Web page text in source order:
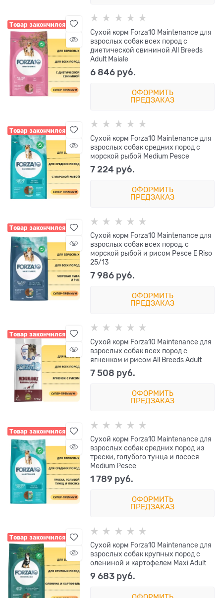
Товар закончился
Сухой корм Forza10 Maintenance для
взрослых собак всех пород с
диетической свининой All Breeds
Adult Maiale
6 846 руб.
ОФОРМИТЬ
ПРЕДЗАКАЗ
Товар закончился
Сухой корм Forza10 Maintenance для
взрослых собак средних пород с
морской рыбой Medium Pesce
7 224 руб.
ОФОРМИТЬ
ПРЕДЗАКАЗ
Товар закончился
Сухой корм Forza10 Maintenance для
взрослых собак всех пород, с
морской рыбой и рисом Pesce E Riso
25/13
7 986 руб.
ОФОРМИТЬ
ПРЕДЗАКАЗ
Товар закончился
Сухой корм Forza10 Maintenance для
взрослых собак всех пород с
ягненком и рисом All Breeds Adult
7 508 руб.
ОФОРМИТЬ
ПРЕДЗАКАЗ
Товар закончился
Сухой корм Forza10 Maintenance для
взрослых собак средних пород из
трески, голубого тунца и лосося
Medium Pesce
1 789 руб.
ОФОРМИТЬ
ПРЕДЗАКАЗ
Товар закончился
Сухой корм Forza10 Maintenance для
взрослых собак крупных пород с
олениной и картофелем Maxi Adult
9 683 руб.